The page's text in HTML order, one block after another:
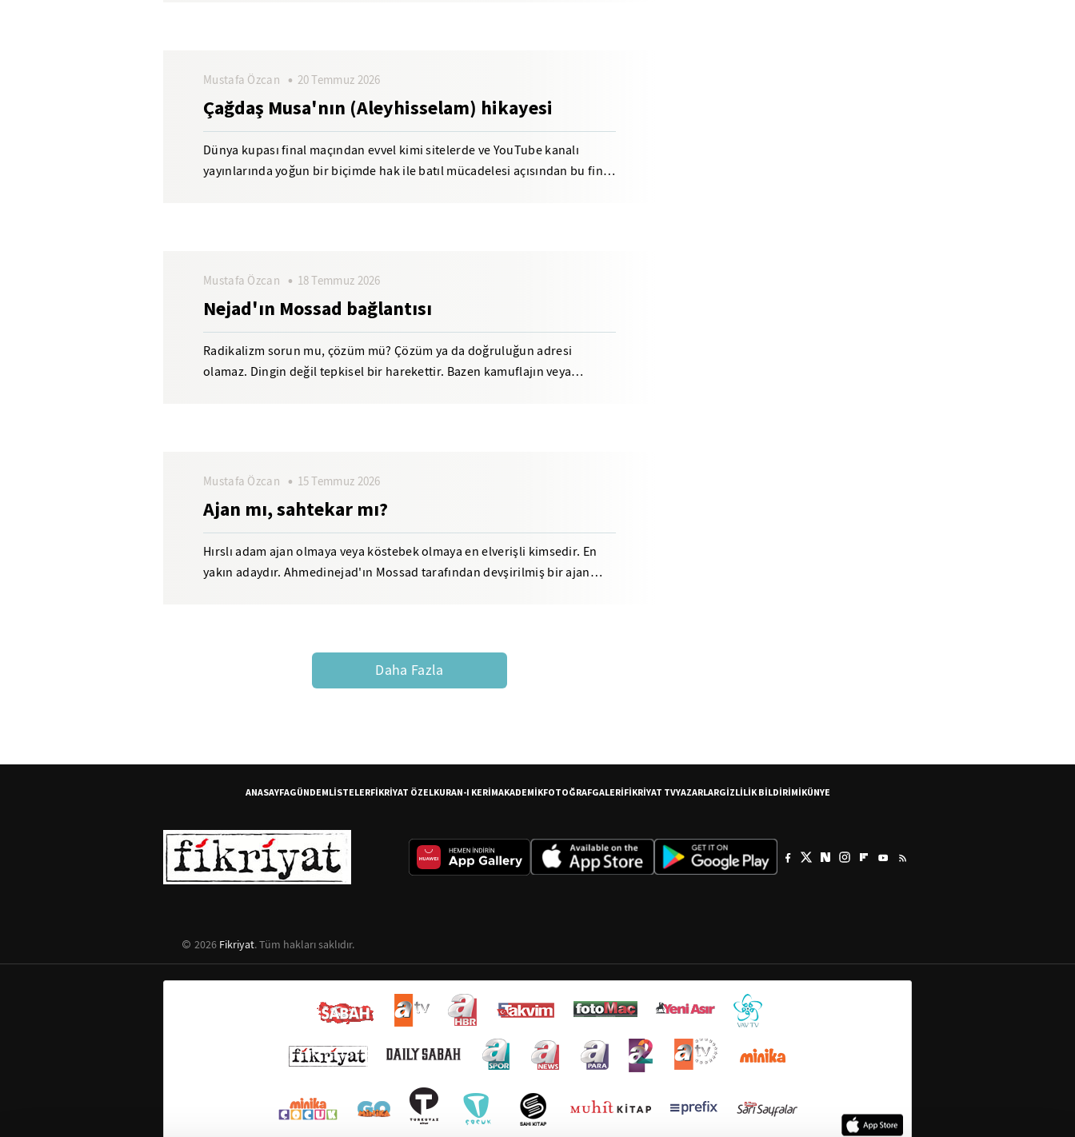
Mustafa Özcan 20 Temmuz 2026
Çağdaş Musa'nın (Aleyhisselam) hikayesi
Dünya kupası final maçından evvel kimi sitelerde ve YouTube kanalı
yayınlarında yoğun bir biçimde hak ile batıl mücadelesi açısından bu final
Mustafa Özcan 18 Temmuz 2026
Nejad'ın Mossad bağlantısı
Radikalizm sorun mu, çözüm mü? Çözüm ya da doğruluğun adresi
olamaz. Dingin değil tepkisel bir harekettir. Bazen kamuflajın veya
Mustafa Özcan 15 Temmuz 2026
Ajan mı, sahtekar mı?
Hırslı adam ajan olmaya veya köstebek olmaya en elverişli kimsedir. En
yakın adaydır. Ahmedinejad'ın Mossad tarafından devşirilmiş bir ajan
Daha Fazla
ANASAYFAGÜNDEMLİSTELERFİKRİYAT ÖZELKURAN-I KERİMAKADEMİKFOTOĞRAFGALERİFİKRİYAT TVYAZARLARGİZLİLİK BİLDİRİMİKÜNYE
2026 Fikriyat. Tüm hakları saklıdır.